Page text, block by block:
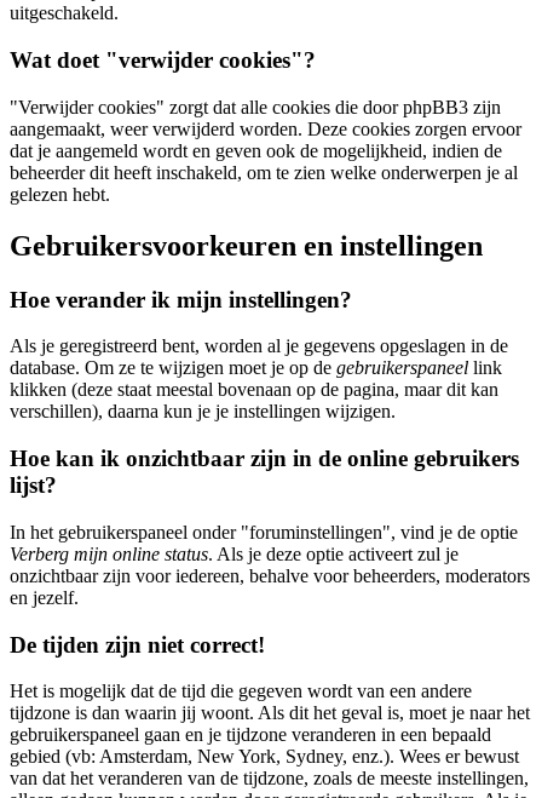
uitgeschakeld.
Wat doet "verwijder cookies"?
"Verwijder cookies" zorgt dat alle cookies die door phpBB3 zijn
aangemaakt, weer verwijderd worden. Deze cookies zorgen ervoor
dat je aangemeld wordt en geven ook de mogelijkheid, indien de
beheerder dit heeft inschakeld, om te zien welke onderwerpen je al
gelezen hebt.
Gebruikersvoorkeuren en instellingen
Hoe verander ik mijn instellingen?
Als je geregistreerd bent, worden al je gegevens opgeslagen in de
database. Om ze te wijzigen moet je op de gebruikerspaneel link
klikken (deze staat meestal bovenaan op de pagina, maar dit kan
verschillen), daarna kun je je instellingen wijzigen.
Hoe kan ik onzichtbaar zijn in de online gebruikers
lijst?
In het gebruikerspaneel onder "foruminstellingen", vind je de optie
Verberg mijn online status. Als je deze optie activeert zul je
onzichtbaar zijn voor iedereen, behalve voor beheerders, moderators
en jezelf.
De tijden zijn niet correct!
Het is mogelijk dat de tijd die gegeven wordt van een andere
tijdzone is dan waarin jij woont. Als dit het geval is, moet je naar het
gebruikerspaneel gaan en je tijdzone veranderen in een bepaald
gebied (vb: Amsterdam, New York, Sydney, enz.). Wees er bewust
van dat het veranderen van de tijdzone, zoals de meeste instellingen,